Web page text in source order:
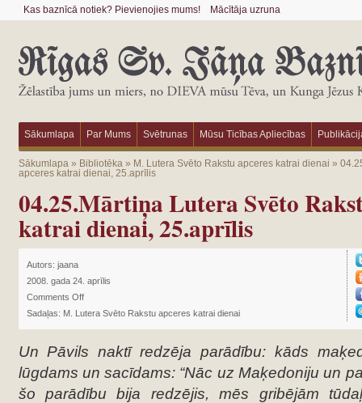
Kas baznīcā notiek? Pievienojies mums! Mācītāja uzruna
Sākumlapa Par Mums Svētrunas Mūsu Ticības Apliecības
Sākumlapa» Bibliotēka» M. Lutera Svēto Rakstu apceres katrai dienai »
apceres katrai dienai, 25.aprīlis
04.25.Mārtiņa Lutera Svēto
katrai dienai, 25.aprīlis
Autors: jaana
2008. gada 24. aprīlis
Comments Off
Sadaļas: M. Lutera Svēto Rakstu apceres katrai dienai
Un Pāvils naktī redzēja parādību: kāds
lūgdams un sacīdams: “Nāc uz Maķedoniju un
šo parādību bija redzējis, mēs gribējām